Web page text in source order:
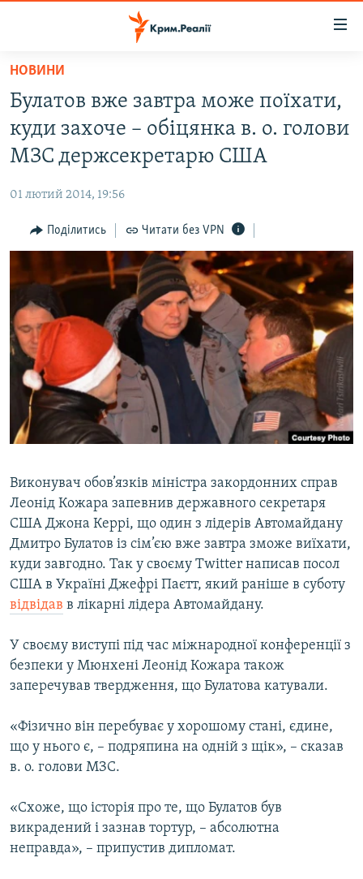
Перейти
основного
матеріалу
Перейти
до
основної
Перейти
до
пошуку
ВОДА.КРИМ
ВІДЕО ТА ФОТО
БЛОГИ
ПОГЛЯД
ВСЕ ЗА ДЕНЬ
СПЕЦПРОЕКТИ
ДЕПОРТАЦІЯ
ВІДЕОУРОКИ «ELIFBE»
СВІДЧЕННЯ ОКУПАЦІЇ
УКРАЇНСЬКА ПРОБЛЕМА КРИМУ
ЯК ОБІЙТИ БЛОКУВАННЯ
Русский
Qırımtatar
Усі сайти RFE/RL
НОВИНИ
Булатов вже завтра може поїхати,
куди захоче – обіцянка в. о. голови
МЗС держсекретарю США
01 лютий 2014, 19:56
Поділитись Читати без VPN
Виконувач обов’язків міністра закордонних справ
Леонід Кожара запевнив державного секретаря
США Джона Керрі, що один з лідерів Автомайдану
Дмитро Булатов із сім’єю вже завтра зможе виїхати,
куди завгодно. Так у своєму Twitter написав посол
США в Україні Джефрі Паєтт, який раніше в суботу
відвідав в лікарні лідера Автомайдану.
У своєму виступі під час міжнародної конференції з
безпеки у Мюнхені Леонід Кожара також
заперечував твердження, що Булатова катували.
«Фізично він перебуває у хорошому стані, єдине,
що у нього є, – подряпина на одній з щік», – сказав
в. о. голови МЗС.
«Схоже, що історія про те, що Булатов був
викрадений і зазнав тортур, – абсолютна
неправда», – припустив дипломат.